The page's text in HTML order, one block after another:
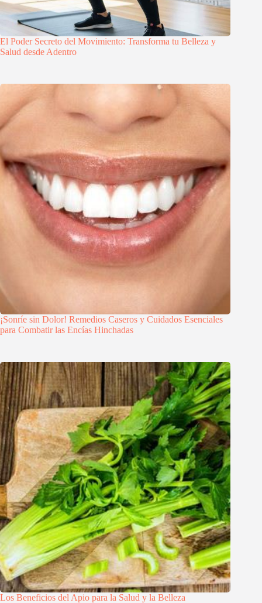
El Poder Secreto del Movimiento: Transforma tu Belleza y
Salud desde Adentro
¡Sonríe sin Dolor! Remedios Caseros y Cuidados Esenciales
para Combatir las Encías Hinchadas
Los Beneficios del Apio para la Salud y la Belleza